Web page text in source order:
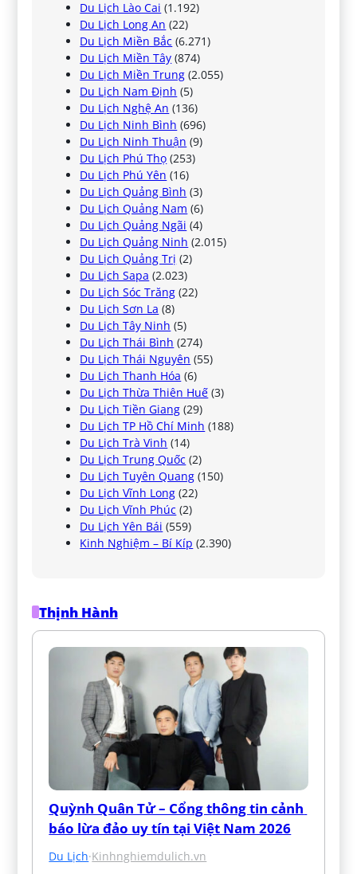
Du Lịch Lào Cai (1.192)
Du Lịch Long An (22)
Du Lịch Miền Bắc (6.271)
Du Lịch Miền Tây (874)
Du Lịch Miền Trung (2.055)
Du Lịch Nam Định (5)
Du Lịch Nghệ An (136)
Du Lịch Ninh Bình (696)
Du Lịch Ninh Thuận (9)
Du Lịch Phú Thọ (253)
Du Lịch Phú Yên (16)
Du Lịch Quảng Bình (3)
Du Lịch Quảng Nam (6)
Du Lịch Quảng Ngãi (4)
Du Lịch Quảng Ninh (2.015)
Du Lịch Quảng Trị (2)
Du Lịch Sapa (2.023)
Du Lịch Sóc Trăng (22)
Du Lịch Sơn La (8)
Du Lịch Tây Ninh (5)
Du Lịch Thái Bình (274)
Du Lịch Thái Nguyên (55)
Du Lịch Thanh Hóa (6)
Du Lịch Thừa Thiên Huế (3)
Du Lịch Tiền Giang (29)
Du Lịch TP Hồ Chí Minh (188)
Du Lịch Trà Vinh (14)
Du Lịch Trung Quốc (2)
Du Lịch Tuyên Quang (150)
Du Lịch Vĩnh Long (22)
Du Lịch Vĩnh Phúc (2)
Du Lịch Yên Bái (559)
Kinh Nghiệm – Bí Kíp (2.390)
Thịnh Hành
Quỳnh Quân Tử – Cổng thông tin cảnh
báo lừa đảo uy tín tại Việt Nam 2026
Du Lịch·Kinhnghiemdulich.vn